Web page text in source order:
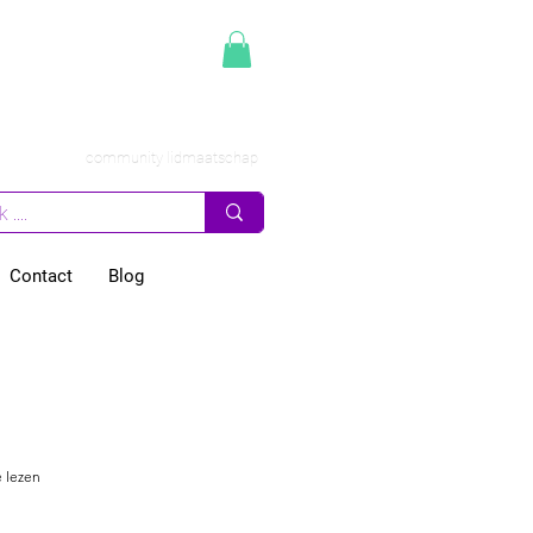
community lidmaatschap
Contact Blog
lezen